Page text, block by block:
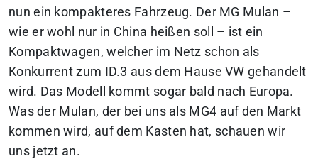
nun ein kompakteres Fahrzeug. Der MG Mulan –
wie er wohl nur in China heißen soll – ist ein
Kompaktwagen, welcher im Netz schon als
Konkurrent zum ID.3 aus dem Hause VW gehandelt
wird. Das Modell kommt sogar bald nach Europa.
Was der Mulan, der bei uns als MG4 auf den Markt
kommen wird, auf dem Kasten hat, schauen wir
uns jetzt an.